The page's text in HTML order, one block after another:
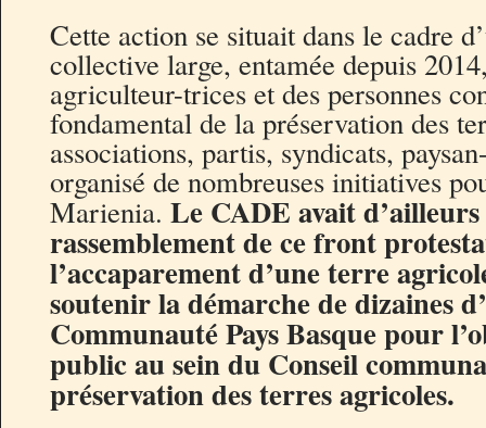
Cette action se situait dans le cadre
collective large, entamée depuis
agriculteur-trices et des personnes
fondamental de la préservation des
associations, partis, syndicats,
organisé de nombreuses initiatives
Marienia. Le CADE avait
rassemblement de ce front
l’accaparement d’une terre
soutenir la démarche de dizaines
Communauté Pays Basque pour
public au sein du Conseil
préservation des terres agricoles.